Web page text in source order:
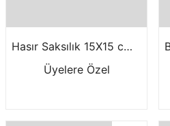
Hasır Saksılık 15X15 cm M1538
Üyelere Özel